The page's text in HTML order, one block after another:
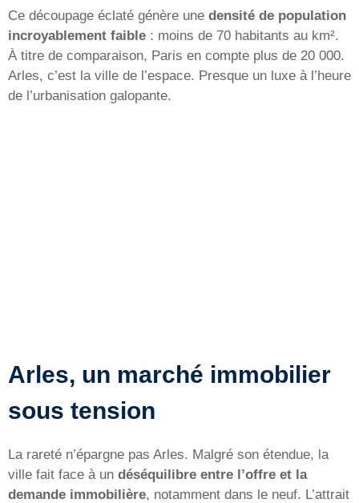
Ce découpage éclaté génère une densité de population
incroyablement faible : moins de 70 habitants au km².
À titre de comparaison, Paris en compte plus de 20 000.
Arles, c’est la ville de l’espace. Presque un luxe à l’heure
de l’urbanisation galopante.
Arles, un marché immobilier
sous tension
La rareté n’épargne pas Arles. Malgré son étendue, la
ville fait face à un déséquilibre entre l’offre et la
demande immobilière, notamment dans le neuf. L’attrait